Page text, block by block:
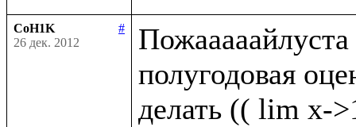
CoH1K
#
26 дек. 2012
полугодовая